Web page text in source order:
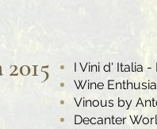
I Vini d' Italia
Wine
Vinous by
Decanter